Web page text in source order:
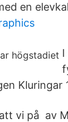
en
I
Kluringar
vi på av